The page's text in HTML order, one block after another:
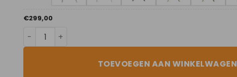
€299,00
Anemone aantal
TOEVOEGEN AAN WINKELWAGEN